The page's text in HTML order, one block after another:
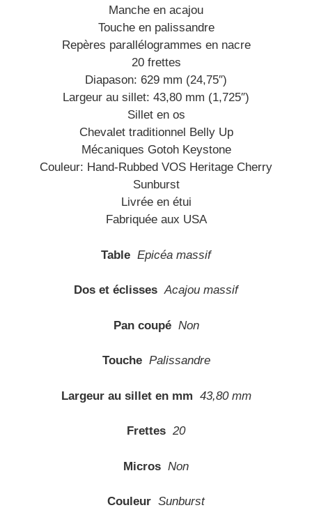
Manche en acajou
Touche en palissandre
Repères parallélogrammes en nacre
20 frettes
Diapason: 629 mm (24,75″)
Largeur au sillet: 43,80 mm (1,725″)
Sillet en os
Chevalet traditionnel Belly Up
Mécaniques Gotoh Keystone
Couleur: Hand-Rubbed VOS Heritage Cherry
Sunburst
Livrée en étui
Fabriquée aux USA
Table Epicéa massif
Dos et éclissesAcajou massif
Pan coupé Non
Touche Palissandre
Largeur au sillet en mm 43,80 mm
Frettes 20
Micros Non
Couleur Sunburst